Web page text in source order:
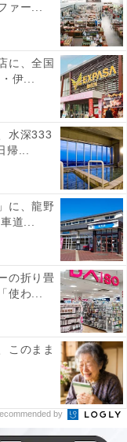
ァー...
に、全国
伊...
水深333
帰...
に、龍野
道...
の折り畳
使わ...
このまま
by